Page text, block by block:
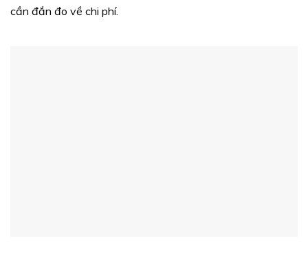
cần đắn đo về chi phí.